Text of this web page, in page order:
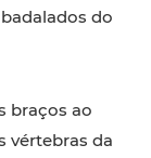
do
braços ao
vértebras da